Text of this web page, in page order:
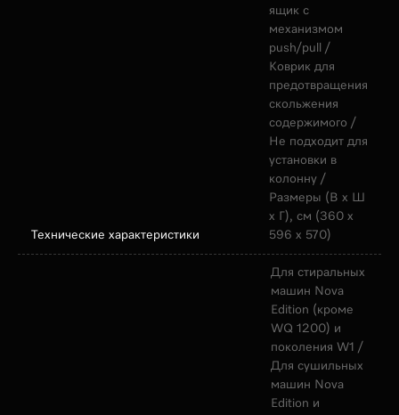
Технические характеристики
ящик с
механизмом
push/pull /
Коврик для
предотвращения
скольжения
содержимого /
Не подходит для
установки в
колонну /
Размеры (В х Ш
х Г), см (360 х
596 х 570)
Для cтиральных
машин Nova
Edition (кроме
WQ 1200) и
поколения W1 /
Для сушильных
машин Nova
Edition и